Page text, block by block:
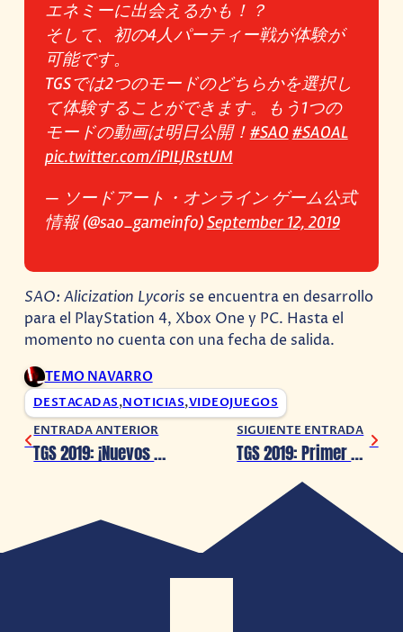
エネミーに出会えるかも！？
そして、初の4人パーティー戦が体験が
可能です。
TGSでは2つのモードのどちらかを選択し
て体験することができます。もう1つの
モードの動画は明日公開！ #SAO #SAOAL
pic.twitter.com/iPILJRstUM
— ソードアート・オンライン ゲーム公式
情報 (@sao_gameinfo)September 12, 2019
SAO: Alicization Lycoris se encuentra en desarrollo
para el PlayStation 4, Xbox One y PC. Hasta el
momento no cuenta con una fecha de salida.
TEMO NAVARRO
DESTACADAS,NOTICIAS,VIDEOJUEGOS
ENTRADA ANTERIOR
TGS 2019: ¡Nuevos detalles de Project Resistance!
SIGUIENTE ENTRADA
TGS 2019: Primer gameplay de R-Type Final 2